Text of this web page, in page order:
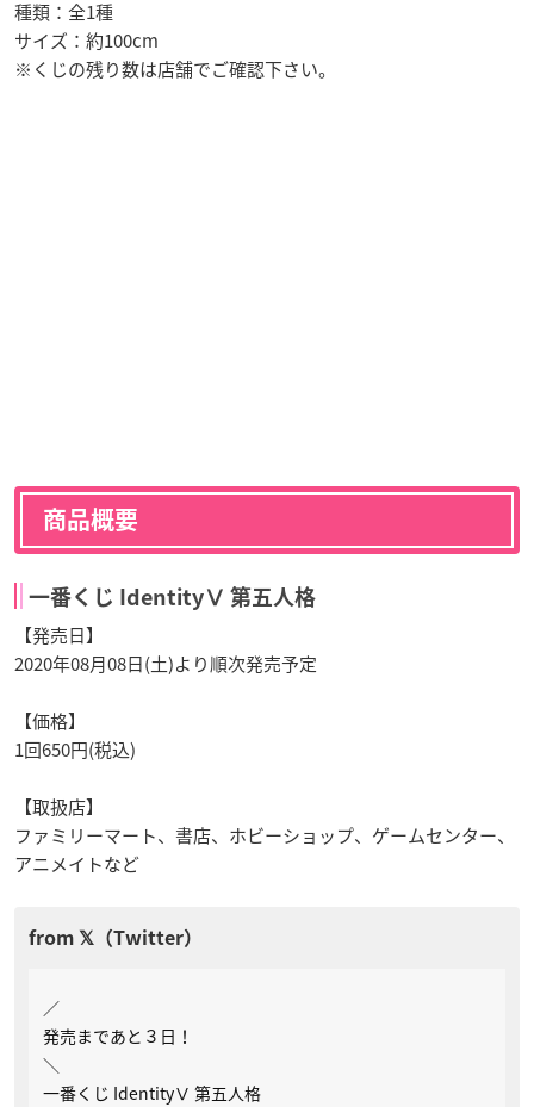
種類：全1種
サイズ：約100cm
※くじの残り数は店舗でご確認下さい。
商品概要
一番くじ IdentityⅤ 第五人格
【発売日】
2020年08月08日(土)より順次発売予定
【価格】
1回650円(税込)
【取扱店】
ファミリーマート、書店、ホビーショップ、ゲームセンター、
アニメイトなど
／
発売まであと３日！
＼
一番くじ IdentityⅤ 第五人格